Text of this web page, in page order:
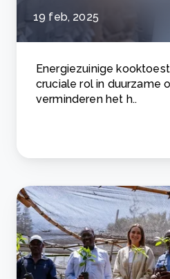
19 feb, 2025
Energiezuinige
cruciale rol in duurzame
verminderen het h..